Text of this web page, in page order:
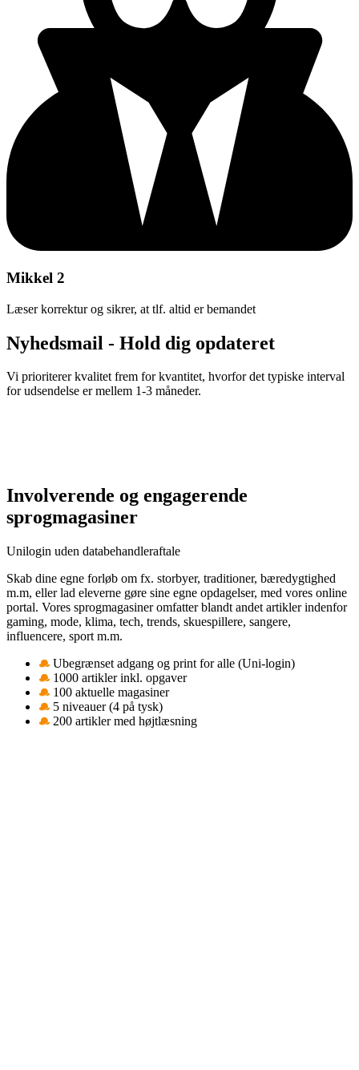
Mikkel 2
Læser korrektur og sikrer, at tlf. altid er bemandet
Nyhedsmail - Hold dig opdateret
Vi prioriterer kvalitet frem for kvantitet, hvorfor det typiske interval
for udsendelse er mellem 1-3 måneder.
Involverende og engagerende
sprogmagasiner
Unilogin uden databehandleraftale
Skab dine egne forløb om fx. storbyer, traditioner, bæredygtighed
m.m, eller lad eleverne gøre sine egne opdagelser, med vores online
portal. Vores sprogmagasiner omfatter blandt andet artikler indenfor
gaming, mode, klima, tech, trends, skuespillere, sangere,
influencere, sport m.m.
Ubegrænset adgang og print for alle (Uni-login)
1000 artikler inkl. opgaver
100 aktuelle magasiner
5 niveauer (4 på tysk)
200 artikler med højtlæsning